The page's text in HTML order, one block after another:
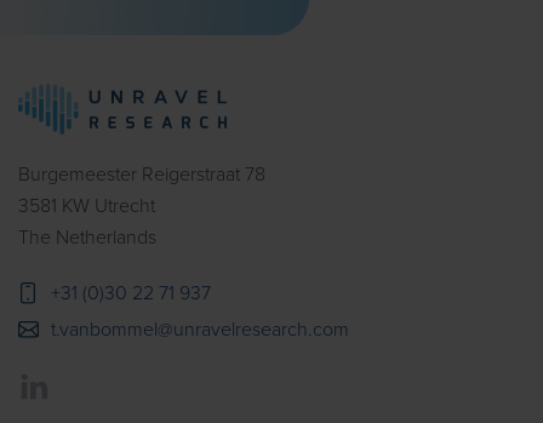
Burgemeester Reigerstraat 78
3581 KW Utrecht
The Netherlands
+31 (0)30 22 71 937
t.vanbommel@unravelresearch.com